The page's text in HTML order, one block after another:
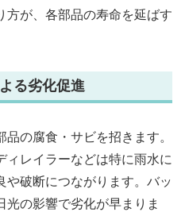
方が、各部品の寿命を延ばす
る劣化促進
の腐食・サビを招きます。
ィレイラーなどは特に雨水に
や破断につながります。バッ
光の影響で劣化が早まりま